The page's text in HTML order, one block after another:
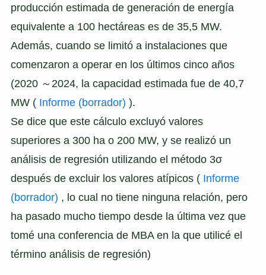
producción estimada de generación de energía
equivalente a 100 hectáreas es de 35,5 MW.
Además, cuando se limitó a instalaciones que
comenzaron a operar en los últimos cinco años
(2020 ～2024, la capacidad estimada fue de 40,7
MW ( Informe (borrador) ).
Se dice que este cálculo excluyó valores
superiores a 300 ha o 200 MW, y se realizó un
análisis de regresión utilizando el método 3σ
después de excluir los valores atípicos ( Informe
(borrador) , lo cual no tiene ninguna relación, pero
ha pasado mucho tiempo desde la última vez que
tomé una conferencia de MBA en la que utilicé el
término análisis de regresión)